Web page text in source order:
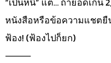
หนังสือหรือข้อความแชตยื
ฟ้อง! (ฟ้องไปก็ยก)
⸻